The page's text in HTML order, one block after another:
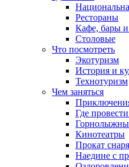
Рестораны
Кафе, бары и
Столовые
Что посмотреть
Экотуризм
История и
Технотуризм
Чем заняться
Где
Кинотеатры
Прокат
Наедине с